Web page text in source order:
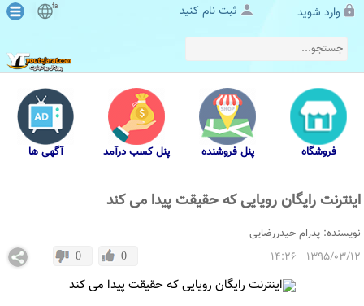
وارد شوید ثبت نام کنید fa
فروشگاه پنل فروشنده پنل کسب درآمد آگهی ها
0 0
اینترنت رایگان رویایی که حقیقت پیدا می کند
نویسنده:پدرام حیدررضایی
1395/03/12 14:26